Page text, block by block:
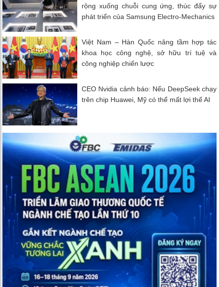
rộng xuống chuỗi cung ứng, thúc đẩy sự
phát triển của Samsung Electro-Mechanics
Việt Nam – Hàn Quốc nâng tầm hợp tác
khoa học công nghệ, sở hữu trí tuệ và
công nghiệp chiến lược
CEO Nvidia cảnh báo: Nếu DeepSeek chạy
trên chip Huawei, Mỹ có thể mất lợi thế AI